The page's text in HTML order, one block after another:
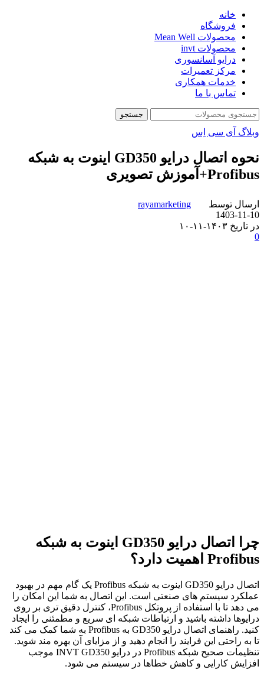
خانه
فروشگاه
محصولات Mean Well
محصولات invt
درایو آسانسوری
مرکز تعمیرات
خدمات همکاری
تماس با ما
جستجو
وبلاگ آی سی اِس
نحوه اتصال درایو GD350 اینوت به شبکه
Profibus+آموزش تصویری
ارسال توسط
rayamarketing
1403-11-10
در تاریخ ۱۴۰۳-۱۱-۱۰
0
چرا اتصال درایو GD350 اینوت به شبکه
Profibus اهمیت دارد؟
اتصال درایو GD350 اینوت به شبکه Profibus یک گام مهم در بهبود
عملکرد سیستم های صنعتی است. این اتصال به شما این امکان را
می دهد تا با استفاده از پروتکل Profibus، کنترل دقیق تری بر روی
درایوها داشته باشید و ارتباطات شبکه ای سریع و مطمئنی را ایجاد
کنید. راهنمای اتصال درایو GD350 به Profibus به شما کمک می کند
تا به راحتی این فرایند را انجام دهید و از مزایای آن بهره مند شوید.
تنظیمات صحیح شبکه Profibus در درایو INVT GD350 موجب
افزایش کارایی و کاهش خطاها در سیستم می شود.